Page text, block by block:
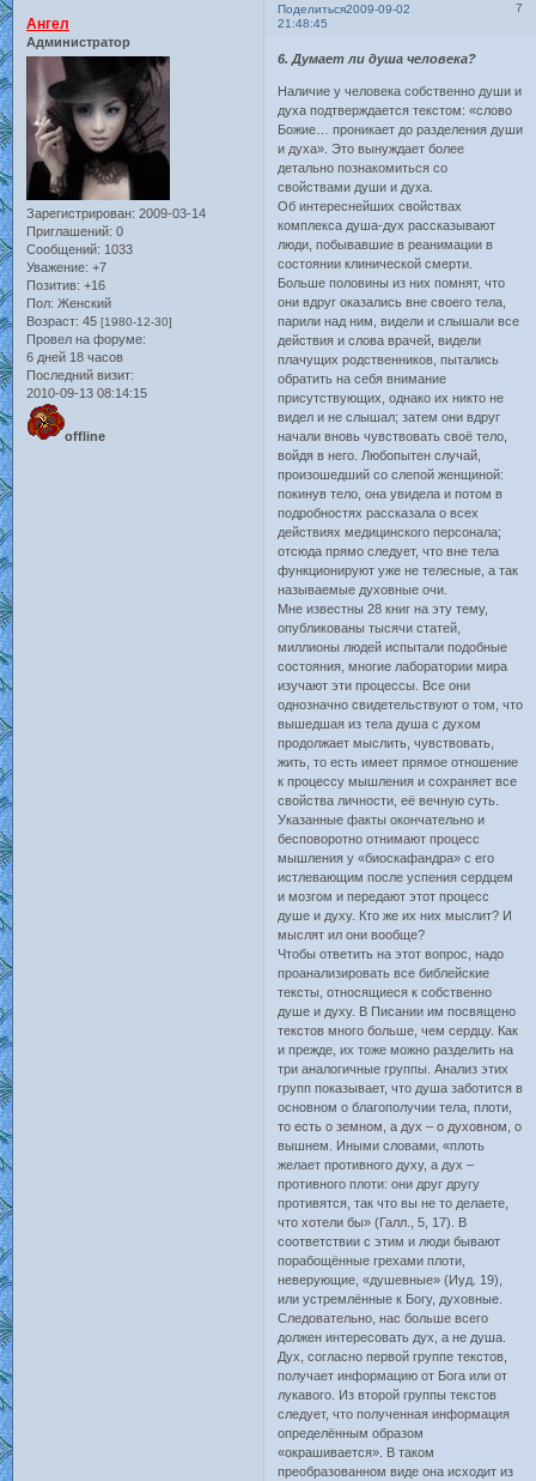
Поделиться 7
2009-09-02
21:48:45
Ангел
Администратор
Зарегистрирован: 2009-03-14
Приглашений: 0
Сообщений: 1033
Уважение: +7
Позитив: +16
Пол: Женский
Возраст: 45 [1980-12-30]
Провел на форуме:
6 дней 18 часов
Последний визит:
2010-09-13 08:14:15
offline
6. Думает ли душа человека?
Наличие у человека собственно души и
духа подтверждается текстом: «слово
Божие… проникает до разделения души
и духа». Это вынуждает более
детально познакомиться со
свойствами души и духа.
Об интереснейших свойствах
комплекса душа-дух рассказывают
люди, побывавшие в реанимации в
состоянии клинической смерти.
Больше половины из них помнят, что
они вдруг оказались вне своего тела,
парили над ним, видели и слышали все
действия и слова врачей, видели
плачущих родственников, пытались
обратить на себя внимание
присутствующих, однако их никто не
видел и не слышал; затем они вдруг
начали вновь чувствовать своё тело,
войдя в него. Любопытен случай,
произошедший со слепой женщиной:
покинув тело, она увидела и потом в
подробностях рассказала о всех
действиях медицинского персонала;
отсюда прямо следует, что вне тела
функционируют уже не телесные, а так
называемые духовные очи.
Мне известны 28 книг на эту тему,
опубликованы тысячи статей,
миллионы людей испытали подобные
состояния, многие лаборатории мира
изучают эти процессы. Все они
однозначно свидетельствуют о том, что
вышедшая из тела душа с духом
продолжает мыслить, чувствовать,
жить, то есть имеет прямое отношение
к процессу мышления и сохраняет все
свойства личности, её вечную суть.
Указанные факты окончательно и
бесповоротно отнимают процесс
мышления у «биоскафандра» с его
истлевающим после успения сердцем
и мозгом и передают этот процесс
душе и духу. Кто же их них мыслит? И
мыслят ил они вообще?
Чтобы ответить на этот вопрос, надо
проанализировать все библейские
тексты, относящиеся к собственно
душе и духу. В Писании им посвящено
текстов много больше, чем сердцу. Как
и прежде, их тоже можно разделить на
три аналогичные группы. Анализ этих
групп показывает, что душа заботится в
основном о благополучии тела, плоти,
то есть о земном, а дух – о духовном, о
вышнем. Иными словами, «плоть
желает противного духу, а дух –
противного плоти: они друг другу
противятся, так что вы не то делаете,
что хотели бы» (Галл., 5, 17). В
соответствии с этим и люди бывают
порабощённые грехами плоти,
неверующие, «душевные» (Иуд. 19),
или устремлённые к Богу, духовные.
Следовательно, нас больше всего
должен интересовать дух, а не душа.
Дух, согласно первой группе текстов,
получает информацию от Бога или от
лукавого. Из второй группы текстов
следует, что полученная информация
определённым образом
«окрашивается». В таком
преобразованном виде она исходит из